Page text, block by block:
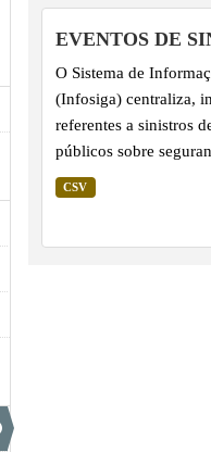
da atualização pelos
Bombeiros, Polícia...
EVENTOS DE
O Sistema de
(Infosiga) centraliza,
referentes a sinistros
públicos sobre
dados sobre Eventos
arquivos CSV
CSV